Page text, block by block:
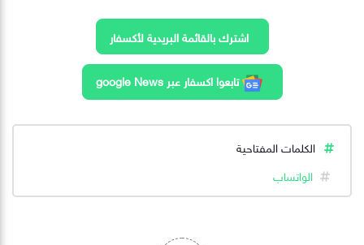
اشترك بالقائمة البريدية لأكسفار
تابعوا اكسفار عبر google News
الكلمات المفتاحية
الواتساب